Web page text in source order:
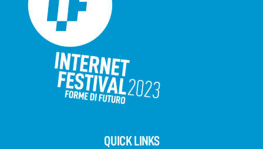
QUICK LINKS